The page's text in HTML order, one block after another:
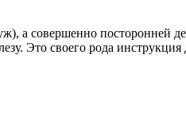
а совершенно посторонней
Это своего рода инструкция